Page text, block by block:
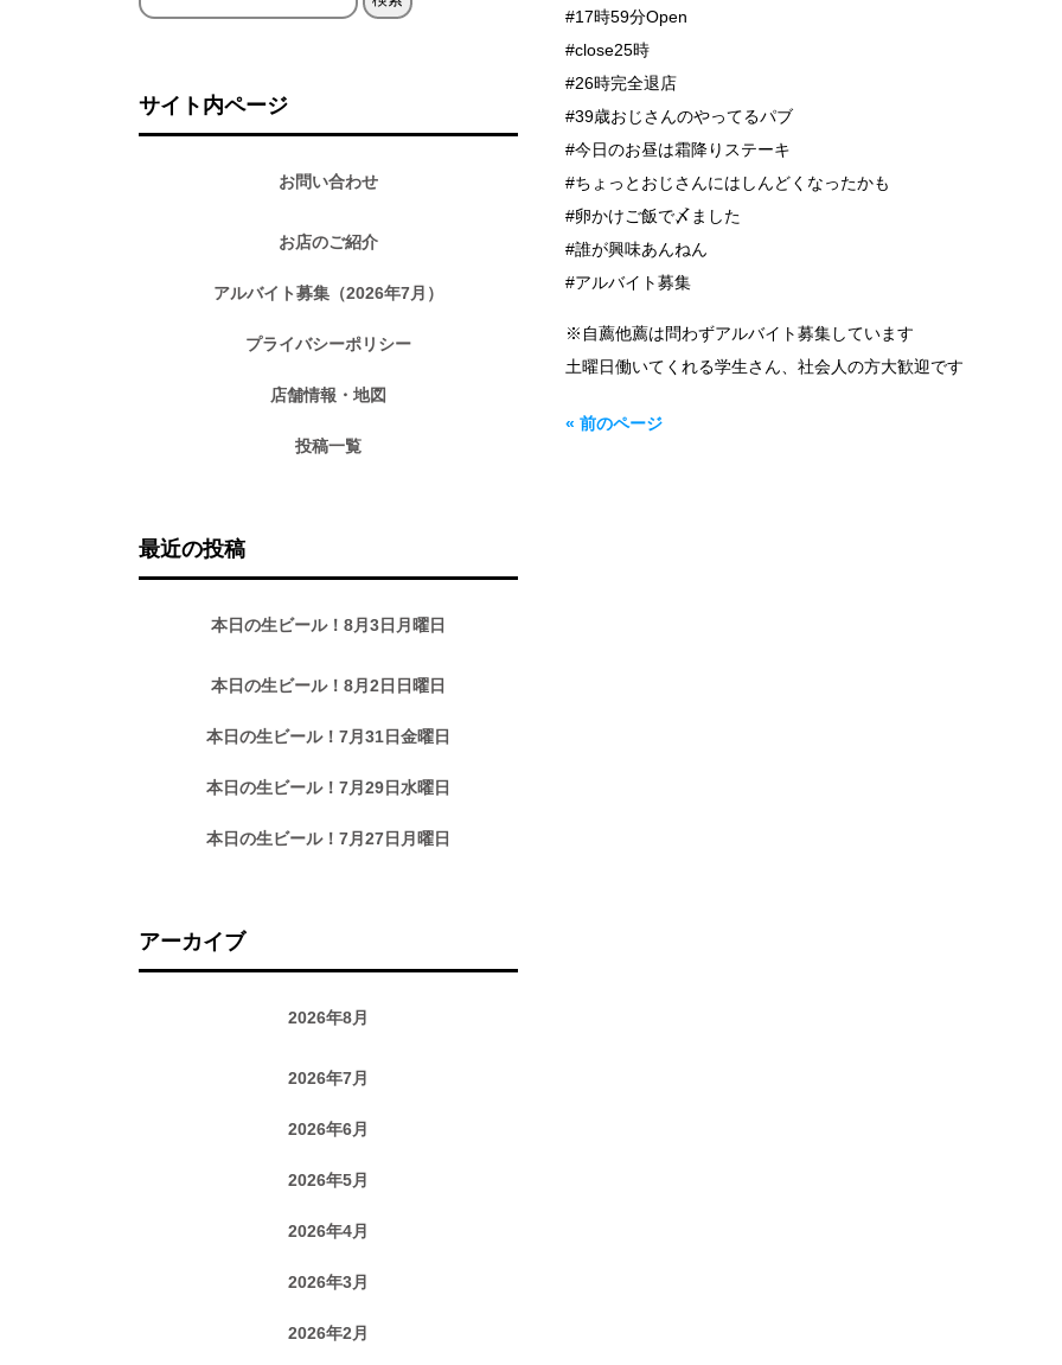
#17時59分Open
#close25時
#26時完全退店
#39歳おじさんのやってるパブ
#今日のお昼は霜降りステーキ
#ちょっとおじさんにはしんどくなったかも
#卵かけご飯で〆ました
#誰が興味あんねん
#アルバイト募集
※自薦他薦は問わずアルバイト募集しています
土曜日働いてくれる学生さん、社会人の方大歓迎です
« 前のページ
サイト内ページ
お問い合わせ
お店のご紹介
アルバイト募集（2026年7月）
プライバシーポリシー
店舗情報・地図
投稿一覧
最近の投稿
本日の生ビール！8月3日月曜日
本日の生ビール！8月2日日曜日
本日の生ビール！7月31日金曜日
本日の生ビール！7月29日水曜日
本日の生ビール！7月27日月曜日
アーカイブ
2026年8月
2026年7月
2026年6月
2026年5月
2026年4月
2026年3月
2026年2月